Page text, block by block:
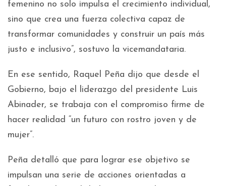
femenino no solo impulsa el crecimiento individual,
sino que crea una fuerza colectiva capaz de
transformar comunidades y construir un país más
justo e inclusivo”, sostuvo la vicemandataria.
En ese sentido, Raquel Peña dijo que desde el
Gobierno, bajo el liderazgo del presidente Luis
Abinader, se trabaja con el compromiso firme de
hacer realidad “un futuro con rostro joven y de
mujer”.
Peña detalló que para lograr ese objetivo se
impulsan una serie de acciones orientadas a